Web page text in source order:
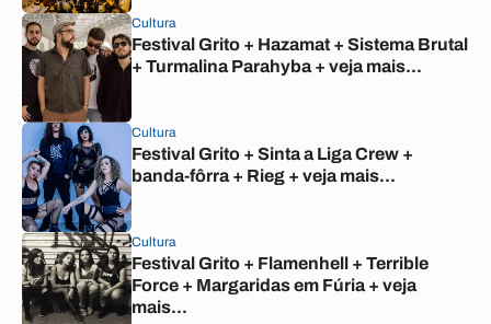
Cultura
Festival Grito + Hazamat + Sistema Brutal
+ Turmalina Parahyba + veja mais...
Cultura
Festival Grito + Sinta a Liga Crew +
banda-fôrra + Rieg + veja mais...
Cultura
Festival Grito + Flamenhell + Terrible
Force + Margaridas em Fúria + veja
mais...